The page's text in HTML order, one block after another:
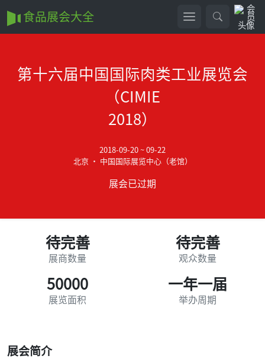
食品展会大全
第十六届中国国际肉类工业展览会
（CIMIE
2018）
2018-09-20 ~ 09-22
北京 • 中国国际展览中心（老馆）
展会已过期
待完善
展商数量
待完善
观众数量
50000
展览面积
一年一届
举办周期
展会简介